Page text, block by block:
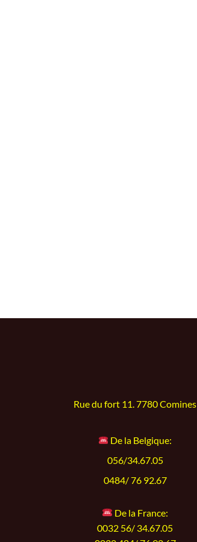
Rue du fort 11. 7780 Comines
De la Belgique:
056/34.67.05
0484/ 76 92.67
De la France:
0032 56/ 34.67.05